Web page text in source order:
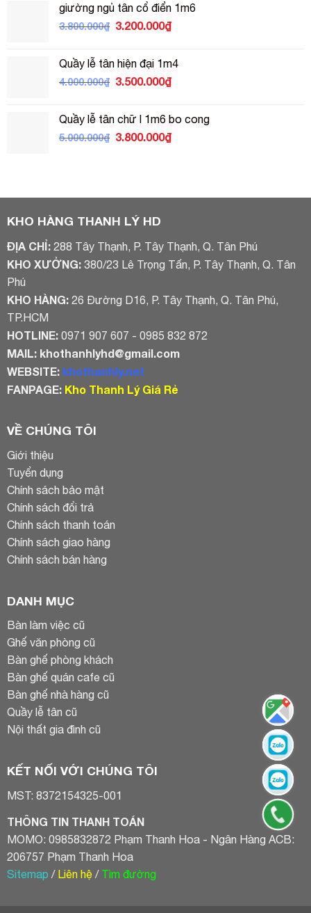
3.800.000₫.là:
3.500.000₫.
giường ngủ tân cổ điển 1m6
3.800.000₫ Giá
3.800.000₫.
3.200.000₫Giá
là:
3.200.000₫.
Quầy lễ tân hiện đại 1m4
4.000.000₫ Giá
4.000.000₫.
3.500.000₫Giá
là:
3.500.000₫.
Quầy lễ tân chữ l 1m6 bo cong
5.000.000₫ Giá
3.800.000₫Giá
KHO HÀNG THANH LÝ HD
ĐỊA CHỈ:288 Tây Thạnh, P. Tây Thạnh, Q. Tân Phú
KHO XƯỞNG:380/23 Lê Trọng Tấn, P. Tây Thạnh, Q. Tân
Phú
KHO HÀNG:26 Đường D16, P. Tây Thạnh, Q. Tân Phú,
TP.HCM
HOTLINE:0971 907 607 - 0985 832 872
MAIL:khothanhlyhd@gmail.com
WEBSITE: khothanhly.net
FANPAGE: Kho Thanh Lý Giá Rẻ
VỀ CHÚNG TÔI
Giới thiệu
Tuyển dụng
Chính sách bảo mật
Chính sách đổi trả
Chính sách thanh toán
Chính sách giao hàng
Chính sách bán hàng
DANH MỤC
Bàn làm việc cũ
Ghế văn phòng cũ
Bàn ghế phòng khách
Bàn ghế quán cafe cũ
Bàn ghế nhà hàng cũ
Quầy lễ tân cũ
Nội thất gia đình cũ
KẾT NỐI VỚI CHÚNG TÔI
MST: 8372154325-001
THÔNG TIN THANH TOÁN
MOMO: 0985832872 Phạm Thanh Hoa - Ngân Hàng ACB:
206757 Phạm Thanh Hoa
Sitemap / Liên hệ/ Tìm đường